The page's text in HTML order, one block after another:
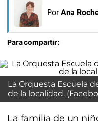
Por Ana
Para compartir:
La Orquesta Escuela
de la localidad.
La familia de un